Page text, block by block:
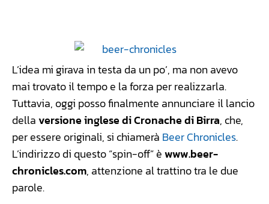
L’idea mi girava in testa da un po’, ma non avevo
mai trovato il tempo e la forza per realizzarla.
Tuttavia, oggi posso finalmente annunciare il lancio
dellaversione inglese di Cronache di Birra, che,
per essere originali, si chiamerà Beer Chronicles.
L’indirizzo di questo “spin-off” èwww.beer-
chronicles.com, attenzione al trattino tra le due
parole.